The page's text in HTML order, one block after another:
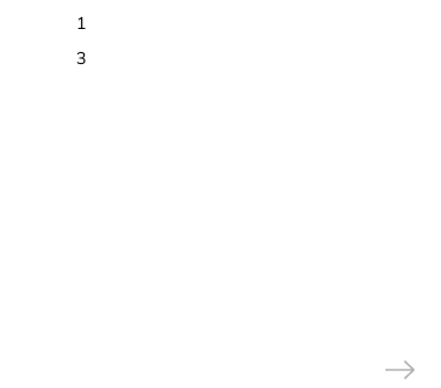
1
3
Next